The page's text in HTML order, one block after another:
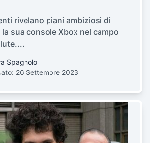
rivelano piani ambiziosi di
sua console Xbox nel campo
Spagnolo
26 Settembre 2023